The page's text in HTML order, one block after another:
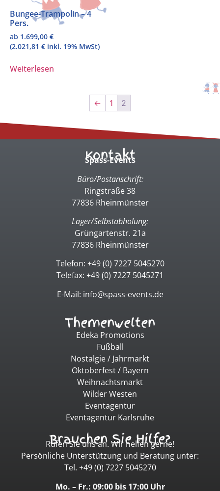
Bungee-Trampolin – 4
Pers.
ab 1.699,00 €
(2.021,81 € inkl. 19% MwSt)
Weiterlesen
← 1 2
Kontakt
Spass-Events
Büro/Postanschrift:
Ringstraße 38
77836 Rheinmünster
Lager/Selbstabholung:
Grüngartenstr. 21a
77836 Rheinmünster
Telefon: +49 (0) 7227 5045270
Telefax: +49 (0) 7227 5045271
E-Mail: info@spass-events.de
Themenwelten
Edeka Promotions
Fußball
Nostalgie / Jahrmarkt
Oktoberfest / Bayern
Weihnachtsmarkt
Wilder Westen
Eventagentur
Eventagentur Karlsruhe
Brauchen Sie Hilfe?
Rufen Sie uns an. Wir helfen gerne!
Persönliche Unterstützung und Beratung unter:
Tel. +49 (0) 7227 5045270
Mo. – Fr.: 09:00 bis 17:00 Uhr